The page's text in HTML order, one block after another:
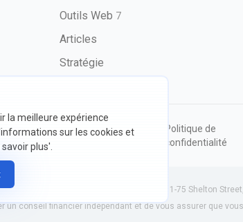
la meilleure expérience
sur les cookies et
plus'.
Outils Web 7
Articles
Stratégie
droits
Conditions
Politique de
confidentialité
: 13534801 (Angleterre) | 71-75 Shelton
un conseil financier indépendant et de vous assurer que